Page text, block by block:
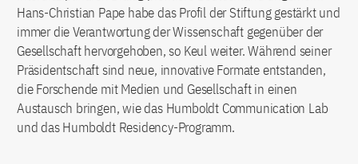
Hans-Christian Pape habe das Profil der Stiftung gestärkt und
immer die Verantwortung der Wissenschaft gegenüber der
Gesellschaft hervorgehoben, so Keul weiter. Während seiner
Präsidentschaft sind neue, innovative Formate entstanden,
die Forschende mit Medien und Gesellschaft in einen
Austausch bringen, wie das Humboldt Communication Lab
und das Humboldt Residency-Programm.